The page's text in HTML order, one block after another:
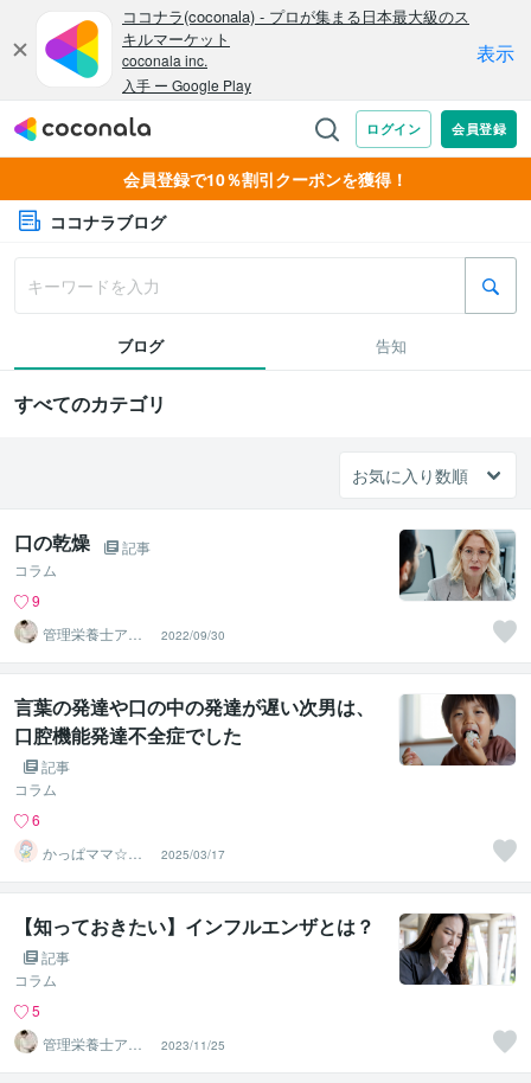
会員登録で10％割引クーポンを獲得！
ココナラブログ
ブログ 告知
すべてのカテゴリ
口の乾燥
記事
コラム
9
管理栄養士アオ
イ 村中一帆ママ
が楽する食
2022/09/30
言葉の発達や口の中の発達が遅い次男は、
口腔機能発達不全症でした
記事
コラム
6
かっぱママ☆子
育てと心の病ア
ドバイザー
2025/03/17
【知っておきたい】インフルエンザとは？
記事
コラム
5
管理栄養士アオ
イ 村中一帆ママ
が楽する食
2023/11/25